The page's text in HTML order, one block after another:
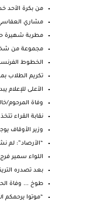
من بكرة الأحد
مشاري
مطربة شهيرة
مجموعة من
الخطوط
تكريم الطلاب
الأعلى للإعلام
وفاة المرحوم/
نقابة القراء
وزير الأوقاف
“الأرصاد”:
اللواء سمير
بعد تصدره
طوخ ... وفاة
“موتوا يرحمكم